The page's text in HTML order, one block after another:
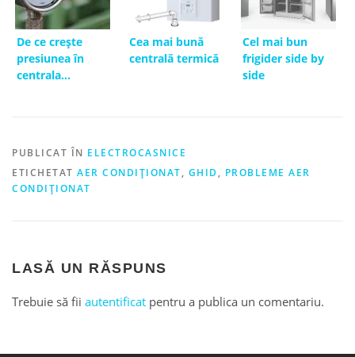
De ce crește
presiunea în
centrala
Cea mai bună
centrală termică
Cel mai bun
frigider side by
side
PUBLICAT ÎN ELECTROCASNICE
ETICHETAT AER CONDIȚIONAT, GHID , PROBLEME AER
CONDIȚIONAT
LASĂ UN RĂSPUNS
Trebuie să fii autentificat pentru a publica un comentariu.